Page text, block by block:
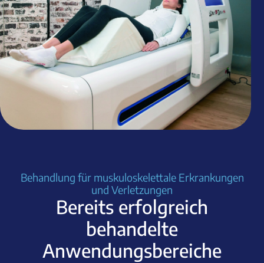
Behandlung für muskuloskelettale Erkrankungen
und Verletzungen
Bereits erfolgreich
behandelte
Anwendungsbereiche